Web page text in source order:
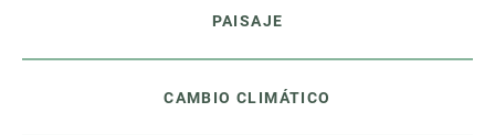
PAISAJE
CAMBIO CLIMÁTICO